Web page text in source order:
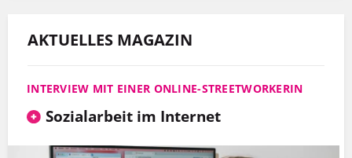
AKTUELLES MAGAZIN
INTERVIEW MIT EINER ONLINE-STREETWORKERIN
Sozialarbeit im Internet